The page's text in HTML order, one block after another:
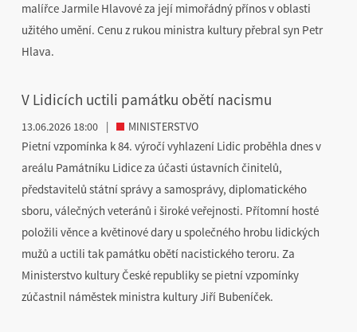
malířce Jarmile Hlavové za její mimořádný přínos v oblasti
užitého umění. Cenu z rukou ministra kultury přebral syn Petr
Hlava.
V Lidicích uctili památku obětí nacismu
13.06.2026 18:00 | MINISTERSTVO
Pietní vzpomínka k 84. výročí vyhlazení Lidic proběhla dnes v
areálu Památníku Lidice za účasti ústavních činitelů,
představitelů státní správy a samosprávy, diplomatického
sboru, válečných veteránů i široké veřejnosti. Přítomní hosté
položili věnce a květinové dary u společného hrobu lidických
mužů a uctili tak památku obětí nacistického teroru. Za
Ministerstvo kultury České republiky se pietní vzpomínky
zúčastnil náměstek ministra kultury Jiří Bubeníček.